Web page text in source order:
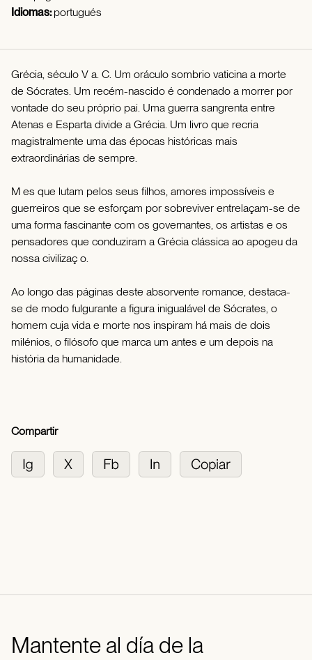
Idiomas:portugués
Grécia, século V a. C. Um oráculo sombrio vaticina a morte
de Sócrates. Um recém-nascido é condenado a morrer por
vontade do seu próprio pai. Uma guerra sangrenta entre
Atenas e Esparta divide a Grécia. Um livro que recria
magistralmente uma das épocas históricas mais
extraordinárias de sempre.
M es que lutam pelos seus filhos, amores impossíveis e
guerreiros que se esforçam por sobreviver entrelaçam-se de
uma forma fascinante com os governantes, os artistas e os
pensadores que conduziram a Grécia clássica ao apogeu da
nossa civilizaç o.
Ao longo das páginas deste absorvente romance, destaca-
se de modo fulgurante a figura inigualável de Sócrates, o
homem cuja vida e morte nos inspiram há mais de dois
milénios, o filósofo que marca um antes e um depois na
história da humanidade.
Compartir
Mantente al día de la